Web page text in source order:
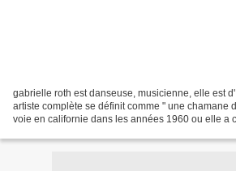
gabrielle roth est danseuse, musicienne, elle est
artiste complète se définit comme " une chamane
voie en californie dans les années 1960 ou elle a